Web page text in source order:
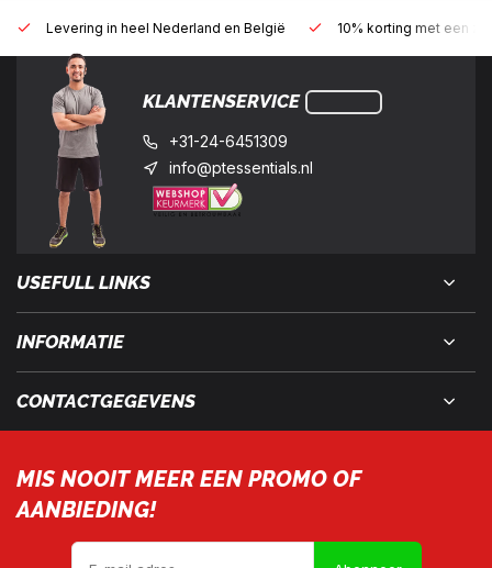
Levering in heel Nederland en België 10% korting met een
KLANTENSERVICE
+31-24-6451309
info@ptessentials.nl
USEFULL LINKS
INFORMATIE
CONTACTGEGEVENS
MIS NOOIT MEER EEN PROMO OF
AANBIEDING!